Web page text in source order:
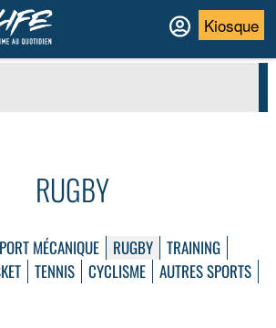
Kiosque
RUGBY
MÉCANIQUE RUGBY
TRAINING
TENNIS CYCLISME
AUTRES SPORTS